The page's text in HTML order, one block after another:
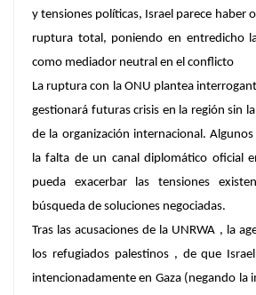
y tensiones políticas, Israel parece haber
ruptura total, poniendo en entredicho
como mediador neutral en el conflicto
La ruptura con la ONU plantea
gestionará futuras crisis en la región sin
de la organización internacional.
la falta de un canal diplomático oficial
pueda exacerbar las tensiones
búsqueda de soluciones negociadas.
Tras las acusaciones de la UNRWA , la
los refugiados palestinos , de que
intencionadamente en Gaza (negando la